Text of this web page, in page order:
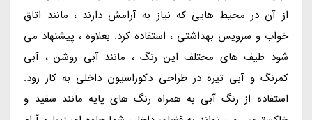
از آن در محیط هایی که نیاز به آرامش دارند ، مانند اتاق
خواب و سرویس بهداشتی ، استفاده کرد. بعلاوه ، پیشنهاد می
شود طیف های مختلف این رنگ ، مانند آبی روشن ، آبی
کمرنگ و آبی تیره در طراحی دکوراسیون داخلی به کار رود.
استفاده از رنگ آبی به همراه رنگ های پایه مانند سفید و